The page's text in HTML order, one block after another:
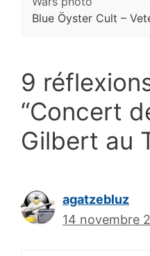
Blue Öyster Cult –
9
“Concert
Gilbert au
agatzebluz
14 novembre